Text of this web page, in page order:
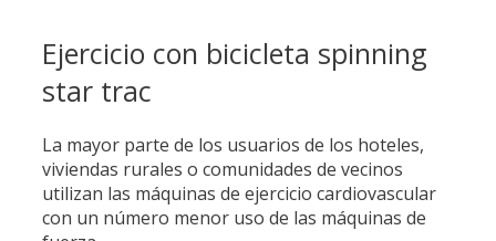
Ejercicio con bicicleta spinning
star trac
La mayor parte de los usuarios de los hoteles,
viviendas rurales o comunidades de vecinos
utilizan las máquinas de ejercicio cardiovascular
con un número menor uso de las máquinas de